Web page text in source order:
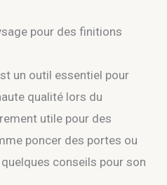
pour des finitions
un outil essentiel pour
qualité lors du
utile pour des
poncer des portes ou
conseils pour son